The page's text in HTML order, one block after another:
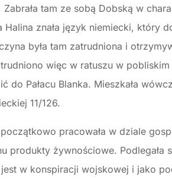
Zabrała tam ze sobą Dobską w
Halina znała język niemiecki, który
była tam zatrudniona i
więc w ratuszu w pobliskim
do Pałacu Blanka. Mieszkała
11/126.
pracowała w dziale
produkty żywnościowe. Podlegała
w konspiracji wojskowej i jako